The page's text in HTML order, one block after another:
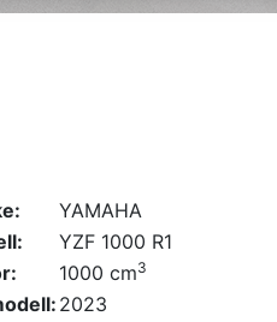
YAMAHA
YZF 1000 R1
1000 cm3
2023